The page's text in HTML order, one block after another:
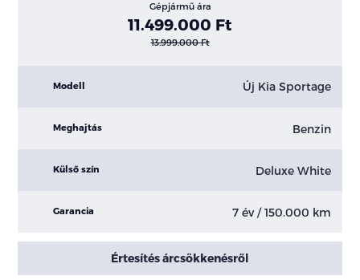
Gépjármű ára
11.499.000 Ft
13.999.000 Ft
Modell Új Kia Sportage
Meghajtás Benzin
Külső szín Deluxe White
Garancia 7 év / 150.000 km
Értesítés árcsökkenésről